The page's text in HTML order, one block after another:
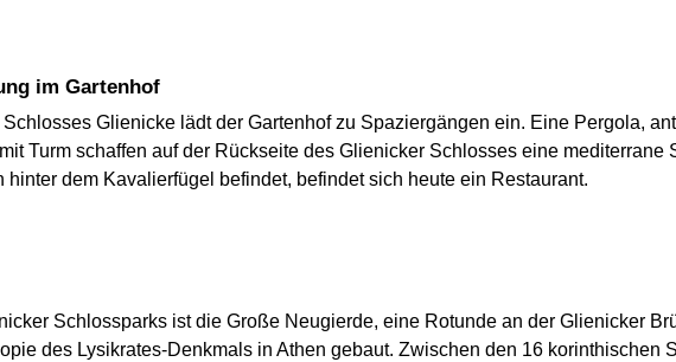
im Gartenhof
Glienicke lädt der Gartenhof zu Spaziergängen ein. Eine Pergola,
Turm schaffen auf der Rückseite des Glienicker Schlosses eine mediterrane
hinter dem Kavalierfügel befindet, befindet sich heute ein Restaurant.
Schlossparks ist die Große Neugierde, eine Rotunde an der Glienicker
des Lysikrates-Denkmals in Athen gebaut. Zwischen den 16 korinthischen